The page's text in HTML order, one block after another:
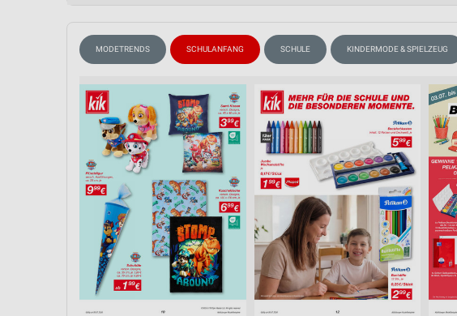
MODETRENDS SCHULANFANG SCHULE KINDERMODE & SPIELZEUG